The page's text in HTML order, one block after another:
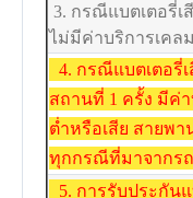
3. กรณีแบตเตอรี่เ
ไม่มีค่าบริการเคล
4. กรณีแบตเตอรี่
สถานที่ 1 ครั้ง มีค่า
ต่ำหรือเสีย สายพ
ทุกกรณีที่มาจากร
5. การรับประกันแ